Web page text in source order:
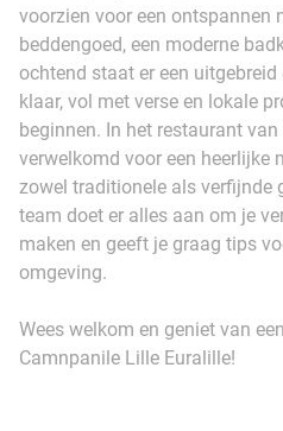
voorzien voor een ontspannen
beddengoed, een moderne
ochtend staat er een
klaar, vol met verse en lokale
beginnen. In het restaurant
verwelkomd voor een heerlijke
zowel traditionele als verfijnde
team doet er alles aan om je
maken en geeft je graag tips
omgeving.
Wees welkom en geniet van
Camnpanile Lille Euralille!